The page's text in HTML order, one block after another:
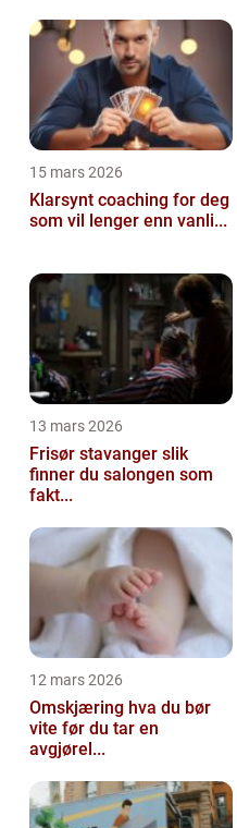
15 mars 2026
Klarsynt coaching for deg
som vil lenger enn vanli...
13 mars 2026
Frisør stavanger slik
finner du salongen som
fakt...
12 mars 2026
Omskjæring hva du bør
vite før du tar en
avgjørel...